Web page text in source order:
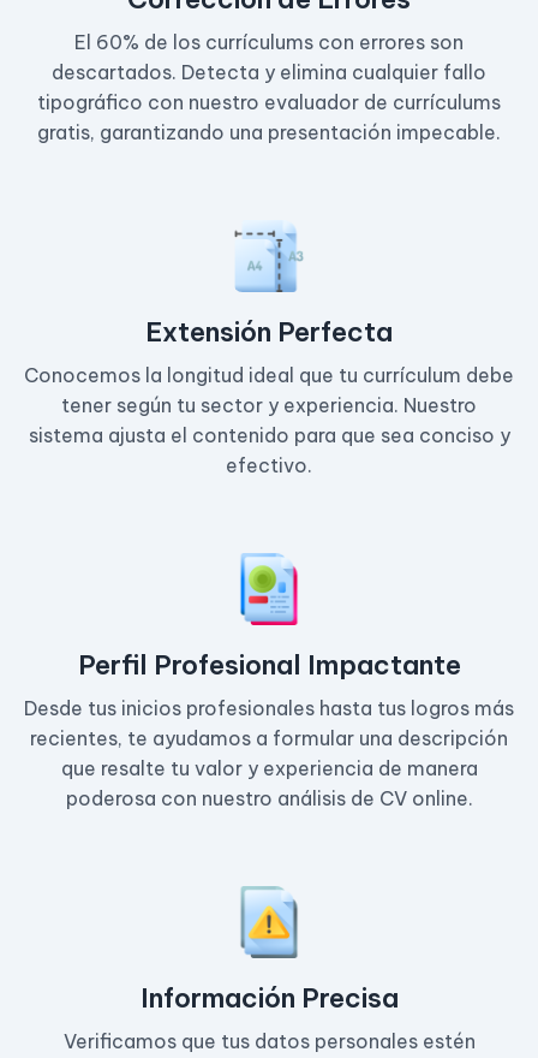
El 60% de los currículums con errores son
descartados. Detecta y elimina cualquier fallo
tipográfico con nuestro evaluador de currículums
gratis, garantizando una presentación impecable.
Extensión Perfecta
Conocemos la longitud ideal que tu currículum debe
tener según tu sector y experiencia. Nuestro
sistema ajusta el contenido para que sea conciso y
efectivo.
Perfil Profesional Impactante
Desde tus inicios profesionales hasta tus logros más
recientes, te ayudamos a formular una descripción
que resalte tu valor y experiencia de manera
poderosa con nuestro análisis de CV online.
Información Precisa
Verificamos que tus datos personales estén